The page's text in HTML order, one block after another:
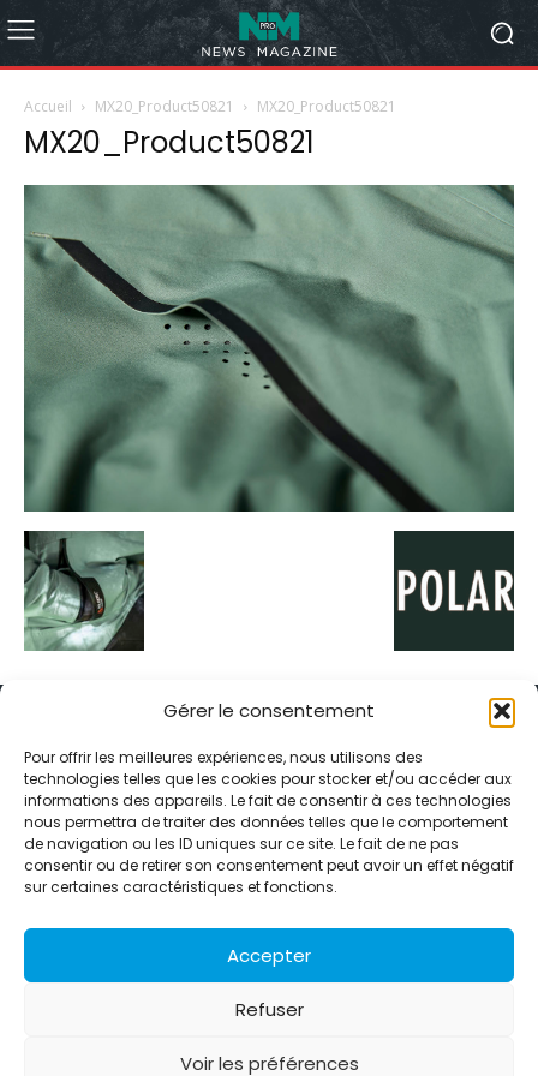
Gérer le consentement
Pour offrir les meilleures expériences, nous utilisons des
technologies telles que les cookies pour stocker et/ou accéder aux
informations des appareils. Le fait de consentir à ces technologies
nous permettra de traiter des données telles que le comportement
de navigation ou les ID uniques sur ce site. Le fait de ne pas
consentir ou de retirer son consentement peut avoir un effet négatif
sur certaines caractéristiques et fonctions.
Accepter
Refuser
Voir les préférences
Accueil MX20_Product50821 MX20_Product50821
MX20_Product50821
Alternative Média est une agence de relations presse et de
relations publiques basée à Grenoble. Depuis 1995, elle conçoit et
pilote des stratégies de visibilité en France et à l’international
grâce à un réseau d’agences partenaires.